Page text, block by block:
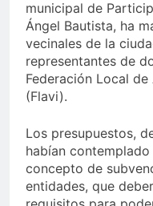
municipal de
Ángel Bautista, ha
vecinales de la
representantes de
Federación Local
(Flavi).
Los presupuestos,
habían
concepto de
entidades, que